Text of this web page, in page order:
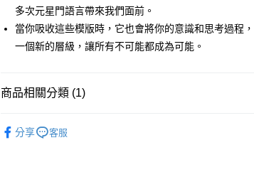
街口支付
悠遊付
全家取貨付款
多次元星門語言帶來我們面前。
當你吸收這些模版時，它也會將你的意識和思考過程，
一個新的層級，讓所有不可能都成為可能。
商品相關分類 (1)
分享
客服